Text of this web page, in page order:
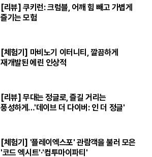
[리뷰] 쿠키런: 크럼블, 어깨 힘 빼고 가볍게
즐기는 모험
[체험기] 마비노기 이터니티, 깔끔하게
재개발된 에린 인상적
[리뷰] 무대는 정글로, 즐길 거리는
풍성하게…'데이브 더 다이버: 인 더 정글'
[체험기] '플레이엑스포' 관람객을 불러 모은
'코드 엑시트'·'컴투마이파티'